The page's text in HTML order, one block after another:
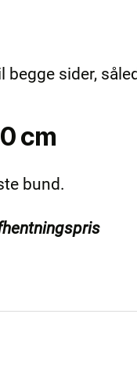
begge sider,
cm
bund.